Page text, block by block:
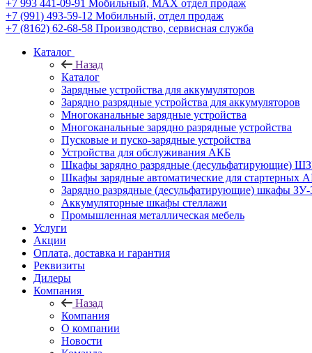
+7 993 441-09-91 Мобильный, MAX отдел продаж
+7 (991) 493-59-12 Мобильный, отдел продаж
+7 (8162) 62-68-58 Производство, сервисная служба
Каталог
Назад
Каталог
Зарядные устройства для аккумуляторов
Зарядно разрядные устройства для аккумуляторов
Многоканальные зарядные устройства
Многоканальные зарядно разрядные устройства
Пусковые и пуско-зарядные устройства
Устройства для обслуживания АКБ
Шкафы зарядно разрядные (десульфатирующие)
Шкафы зарядные автоматические для стартерных
Зарядно разрядные (десульфатирующие) шкафы ЗУ-
Аккумуляторные шкафы стеллажи
Промышленная металлическая мебель
Услуги
Акции
Оплата, доставка и гарантия
Реквизиты
Дилеры
Компания
Назад
Компания
О компании
Новости